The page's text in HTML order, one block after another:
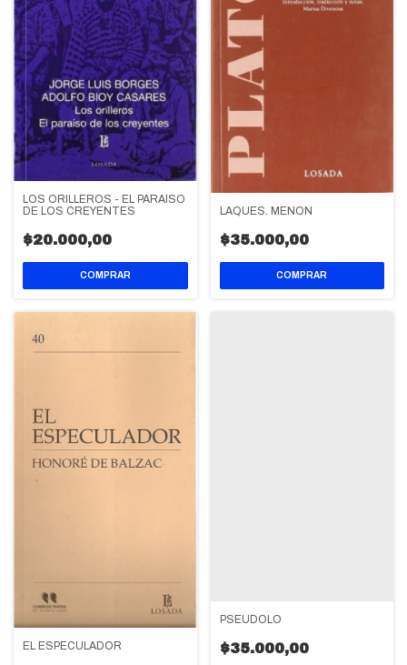
LOS ORILLEROS - EL PARAÍSO
DE LOS CREYENTES
$20.000,00
LAQUES. MENON
$35.000,00
EL ESPECULADOR
PSEUDOLO
$35.000,00